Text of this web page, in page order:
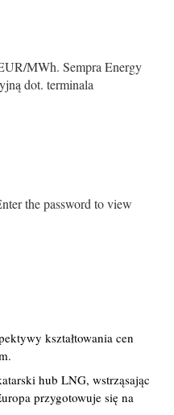
MWh. Sempra Energy
dot. terminala
the password to view
kształtowania cen
hub LNG, wstrząsając
przygotowuje się na